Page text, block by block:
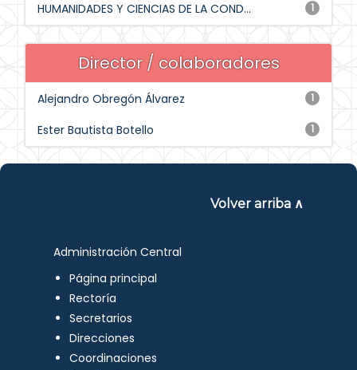
1
HUMANIDADES Y CIENCIAS DE LA COND...
Director / colaboradores
1
Alejandro Obregón Álvarez
1
Ester Bautista Botello
Volver arriba ∧
Administración Central
Página principal
Rectoría
Secretarios
Direcciones
Coordinaciones